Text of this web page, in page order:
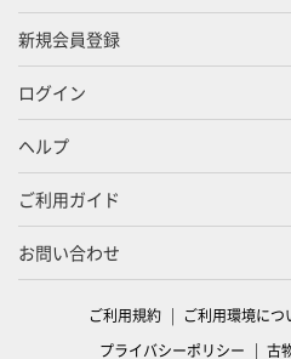
新規会員登録
ログイン
ヘルプ
ご利用ガイド
お問い合わせ
ご利用規約 ご利用環境につ
プライバシーポリシー
古